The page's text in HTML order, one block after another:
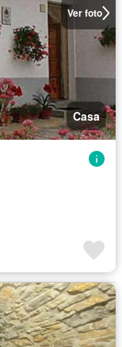
Ver foto
Casa